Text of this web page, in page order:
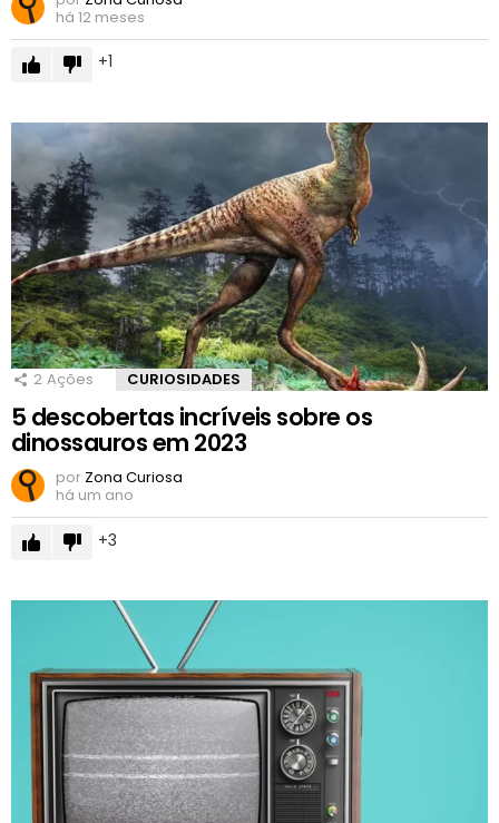
há 12 meses
1
2 Ações CURIOSIDADES
5 descobertas incríveis sobre os
dinossauros em 2023
por Zona Curiosa
há um ano
3